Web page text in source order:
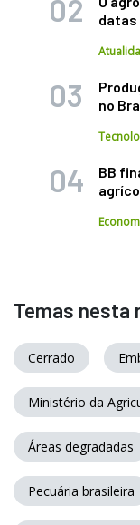
datas
no
BB
Temas nesta
Cerrado
Ministério da
Áreas degradadas
Pecuária brasileira